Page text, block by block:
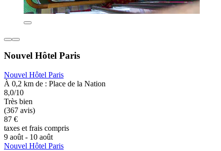
Nouvel Hôtel Paris
Nouvel Hôtel Paris
À 0,2 km de : Place de la Nation
8,0/10
Très bien
(367 avis)
87 €
taxes et frais compris
9 août - 10 août
Nouvel Hôtel Paris